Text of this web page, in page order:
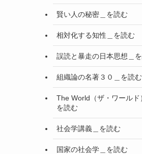
賢い人の秘密＿を読む
相対化する知性＿を読む
誤読と暴走の日本思想＿
組織論の名著３０＿を読む
The World（ザ・ワール
を読む
社会学講義＿を読む
国家の社会学＿を読む